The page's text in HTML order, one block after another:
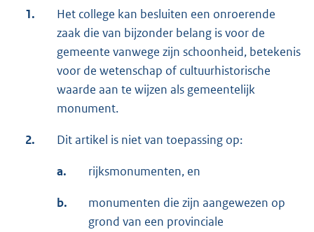
1.
Het college kan besluiten een onroerende
zaak die van bijzonder belang is voor de
gemeente vanwege zijn schoonheid, betekenis
voor de wetenschap of cultuurhistorische
waarde aan te wijzen als gemeentelijk
monument.
2. Dit artikel is niet van toepassing op:
a. rijksmonumenten, en
b.
monumenten die zijn aangewezen op
grond van een provinciale